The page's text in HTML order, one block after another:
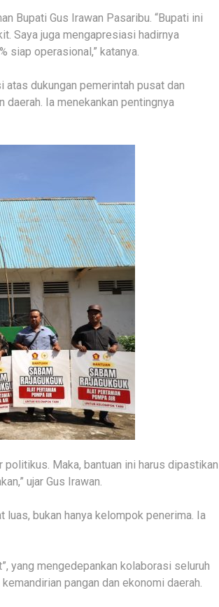
Bupati Gus Irawan Pasaribu. “Bupati ini
Saya juga mengapresiasi hadirnya
siap operasional,” katanya.
atas dukungan pemerintah pusat dan
Ia menekankan pentingnya
Maka, bantuan ini harus dipastikan
ujar Gus Irawan.
luas, bukan hanya kelompok penerima. Ia
yang mengedepankan kolaborasi seluruh
pangan dan ekonomi daerah.